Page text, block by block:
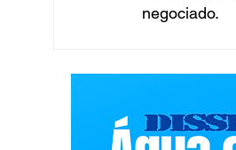
negociado.